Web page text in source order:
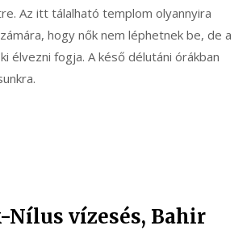
Az itt tálalható templom olyannyira
hogy nők nem léphetnek be, de a
élvezni fogja. A késő délutáni órákban
Nílus vízesés, Bahir